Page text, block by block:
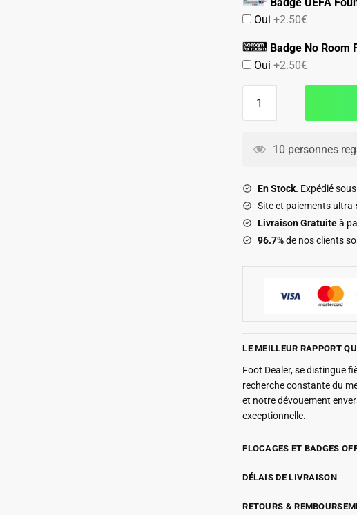
Oui+2.50€
Badge No Room
Oui+2.50€
Kit
United
Exterieur
2025
2026
10 personnes
En Stock. Expédié
Site et paiements ultra-
Livraison Gratuiteà
96.7%de nos clients
LE MEILLEUR RAPPORT
Foot Dealer, se distingue
recherche constante du
et notre dévouement
exceptionnelle.
FLOCAGES ET BADGES
DÉLAIS DE LIVRAISON
RETOURS &